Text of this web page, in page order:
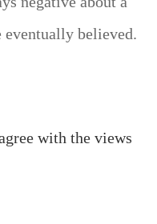
eventually believed.
with the views